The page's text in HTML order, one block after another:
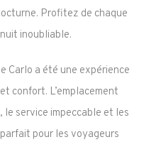
Profitez de chaque
inoubliable.
Carlo a été une expérience
confort. L’emplacement
service impeccable et les
pour les voyageurs